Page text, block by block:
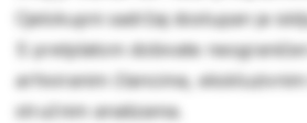
Cjelokupni sadržaj dostupan je
S pretplatom dobivate
arhiviranim člancima, ekskluzivnim
stručnim analizama.